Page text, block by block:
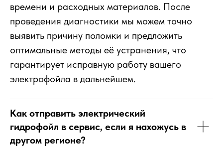
времени и расходных материалов. После
проведения диагностики мы можем точно
выявить причину поломки и предложить
оптимальные методы её устранения, что
гарантирует исправную работу вашего
электрофойла в дальнейшем.
Как отправить электрический
гидрофойл в сервис, если я нахожусь в
другом регионе?